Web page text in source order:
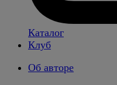
Каталог
Клуб
Об авторе